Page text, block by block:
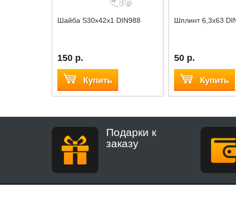
Шайба S30x42x1 DIN988
150 р.
Купить
Шплинт 6,3x63
50 р.
Купить
Подарки к
заказу